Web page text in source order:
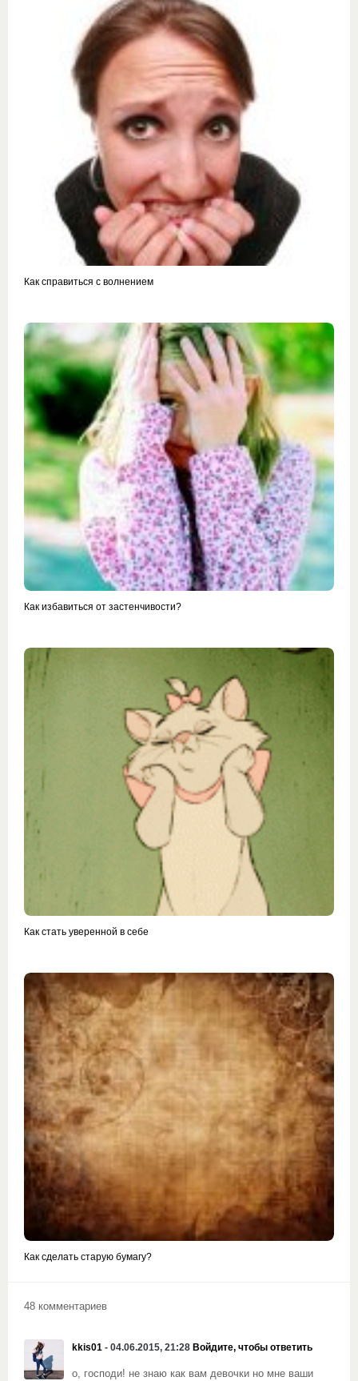
Как справиться с волнением
Как избавиться от застенчивости?
Как стать уверенной в себе
Как сделать старую бумагу?
48 комментариев
kkis01 - 04.06.2015, 21:28 Войдите, чтобы ответить
о, господи! не знаю как вам девочки но мне ваши